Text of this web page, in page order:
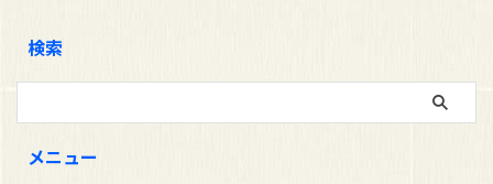
2024年のトレンドを予測し、ス
モールビジネスや新規事業立ち上
検索
メニュー